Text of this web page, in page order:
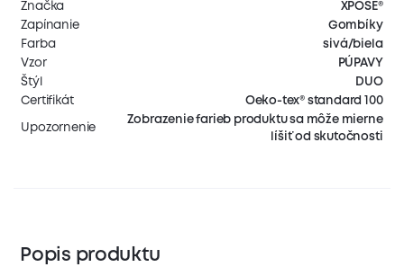
Značka
XPOSE®
Zapínanie
Gombíky
Farba
sivá/biela
Vzor
PÚPAVY
Štýl
DUO
Certifikát
Oeko-tex® standard 100
Upozornenie
Zobrazenie farieb produktu sa môže mierne
líšiť od skutočnosti
Popis produktu